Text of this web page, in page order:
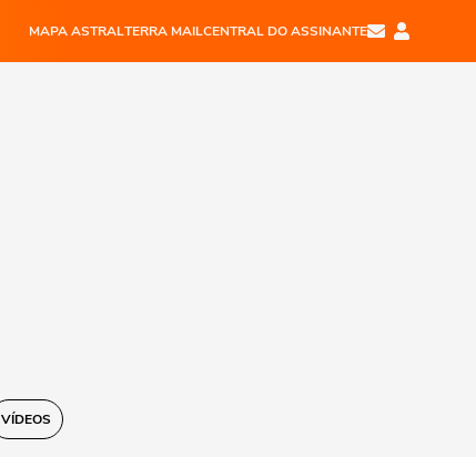
MAPA ASTRALTERRA MAILCENTRAL DO ASSINANTE
VÍDEOS